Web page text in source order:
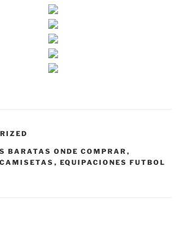
BARATAS ONDE COMPRAR ,
, EQUIPACIONES FUTBOL